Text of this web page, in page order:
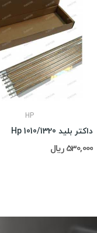
HP
داکتر بلید Hp 1010/1320
530,000 ریال